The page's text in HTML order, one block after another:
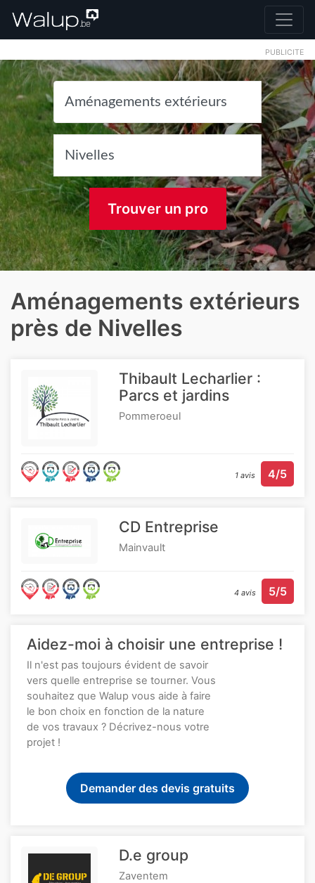
PUBLICITE
Trouver un pro
Aménagements extérieurs
près de Nivelles
Thibault Lecharlier :
Parcs et jardins
Pommeroeul
1 avis 4/5
CD Entreprise
Mainvault
4 avis 5/5
Aidez-moi à choisir une entreprise !
Il n'est pas toujours évident de savoir
vers quelle entreprise se tourner. Vous
souhaitez que Walup vous aide à faire
le bon choix en fonction de la nature
de vos travaux ? Décrivez-nous votre
projet !
Demander des devis gratuits
D.e group
Zaventem